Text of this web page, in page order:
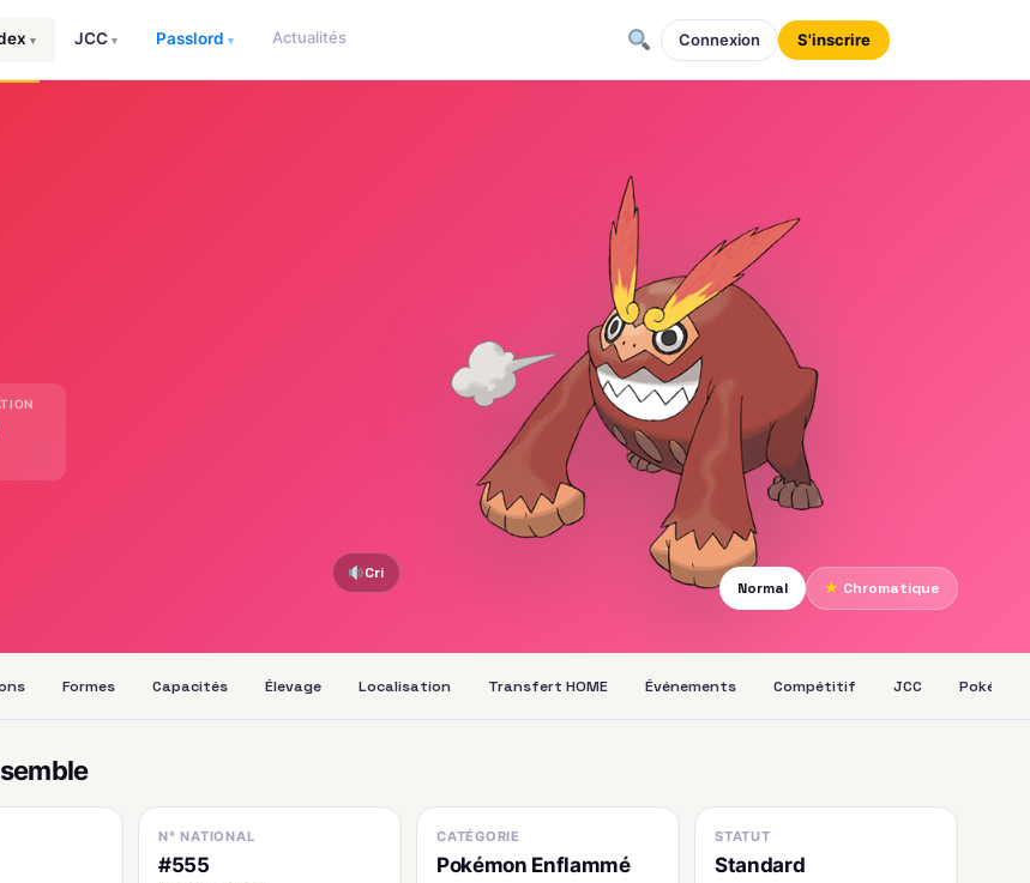
▾ JCC ▾ Passlord ▾ Actualités Connexion S'inscrire
Cri
Normal
★ Chromatique
Formes Capacités Élevage Localisation Transfert HOME Événements Compétitif JCC Pokédex
N° NATIONAL
#555
CATÉGORIE
Pokémon Enflammé
STATUT
Standard